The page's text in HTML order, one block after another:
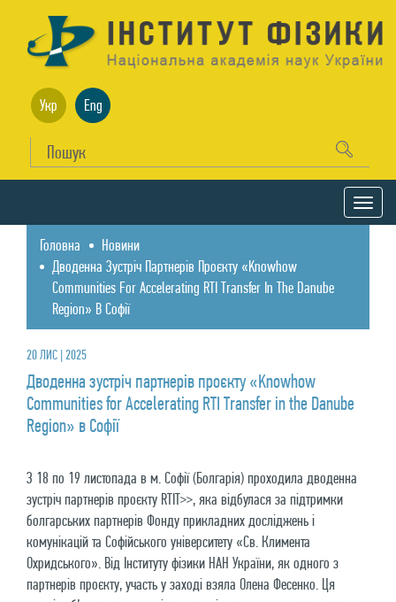
Укр Eng
Головна
Новини
Дводенна Зустріч Партнерів Проєкту «Knowhow
Communities For Accelerating RTI Transfer In The Danube
Region» В Софії
20 ЛИС | 2025
Дводенна зустріч партнерів проєкту «Knowhow
Communities for Accelerating RTI Transfer in the Danube
Region» в Софії
З 18 по 19 листопада в м. Софії (Болгарія) проходила дводенна
зустріч партнерів проєкту RTIT>>, яка відбулася за підтримки
болгарських партнерів Фонду прикладних досліджень і
комунікацій та Софійського університету «Св. Климента
Охридського». Від Інституту фізики НАН України, як одного з
партнерів проєкту, участь у заході взяла Олена Фесенко. Ця